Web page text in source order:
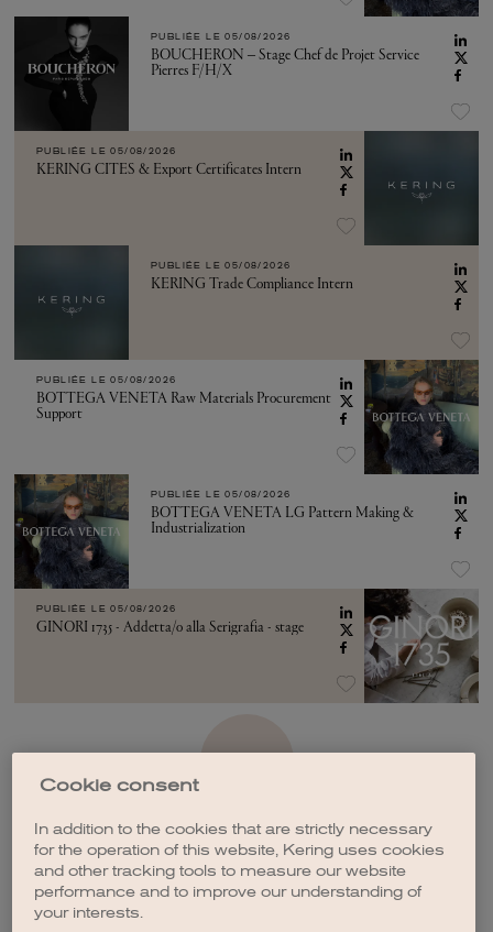
PUBLIÉE LE 05/08/2026
BOUCHERON – Stage Chef de Projet Service
Pierres F/H/X
PUBLIÉE LE 05/08/2026
KERING CITES & Export Certificates Intern
PUBLIÉE LE 05/08/2026
KERING Trade Compliance Intern
PUBLIÉE LE 05/08/2026
BOTTEGA VENETA Raw Materials Procurement
Support
PUBLIÉE LE 05/08/2026
BOTTEGA VENETA LG Pattern Making &
Industrialization
PUBLIÉE LE 05/08/2026
GINORI 1735 - Addetta/o alla Serigrafia - stage
CRÉER UNE ALERTE
Cookie consent
In addition to the cookies that are strictly necessary
for the operation of this website, Kering uses cookies
and other tracking tools to measure our website
performance and to improve our understanding of
your interests.